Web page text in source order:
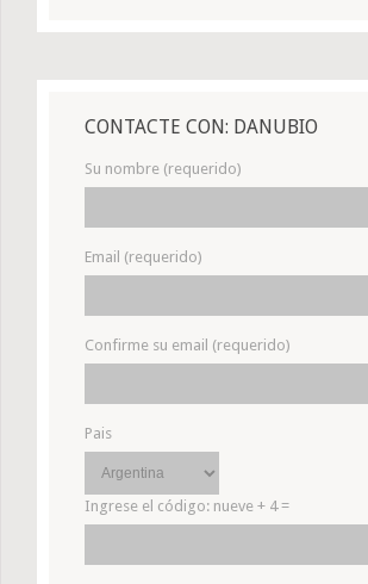
CONTACTE CON: DANUBIO
Su nombre (requerido)
Email (requerido)
Confirme su email (requerido)
Pais
Ingrese el código: nueve + 4 =